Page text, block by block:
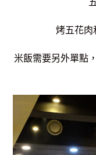
烤五花肉
米飯需要另外單點